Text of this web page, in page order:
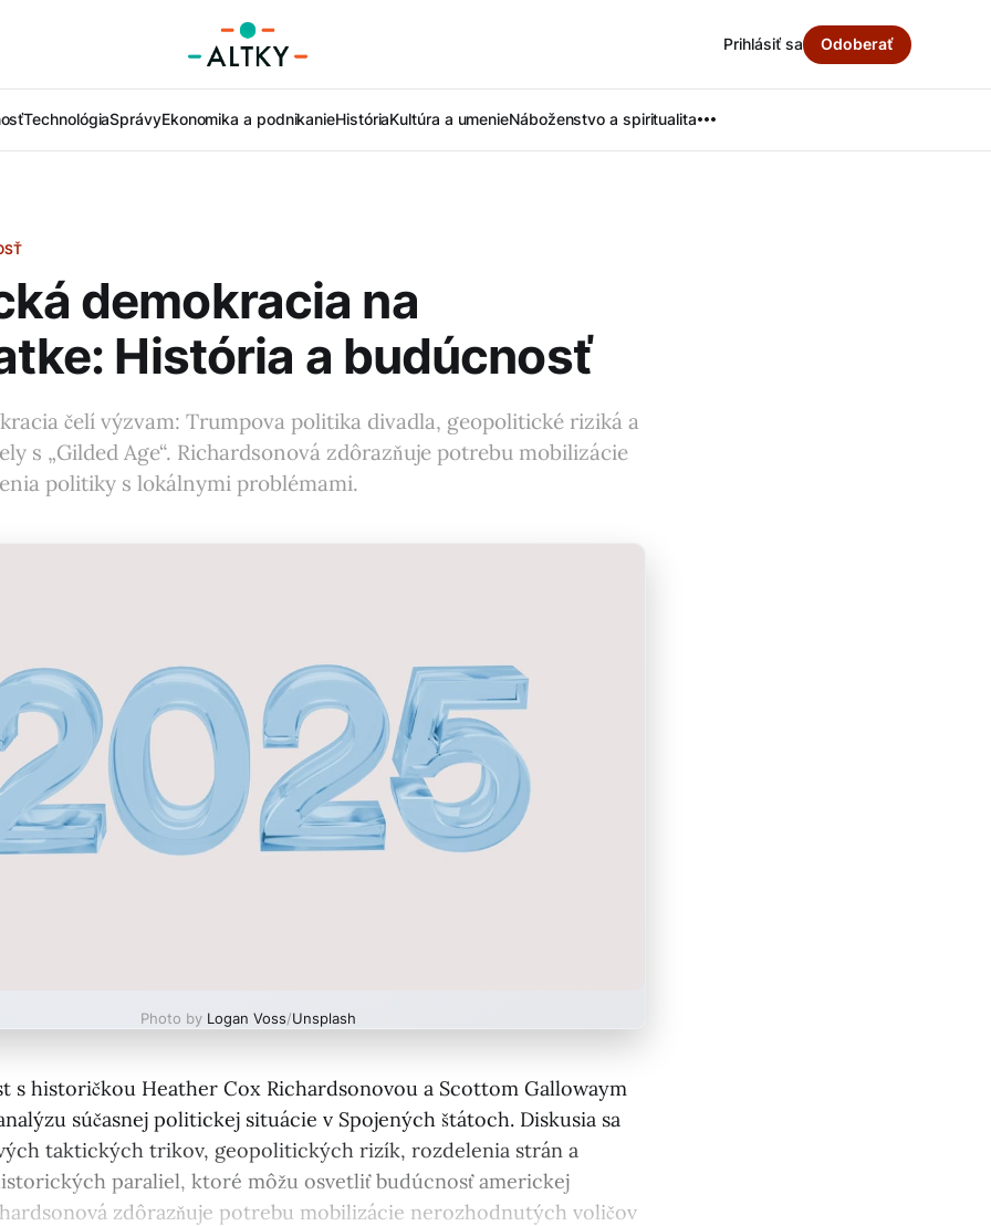
TechnológiaSprávyEkonomika a podnikanieHistóriaKultúra a umenieNáboženstvo a spiritualita
Prihlásiť sa Odoberať
demokracia na
História a budúcnosť
čelí výzvam: Trumpova politika divadla, geopolitické riziká a
s „Gilded Age“. Richardsonová zdôrazňuje potrebu mobilizácie
politiky s lokálnymi problémami.
Photo by Logan Voss/Unsplash
s historičkou Heather Cox Richardsonovou a Scottom Gallowaym
súčasnej politickej situácie v Spojených štátoch. Diskusia sa
taktických trikov, geopolitických rizík, rozdelenia strán a
paraliel, ktoré môžu osvetliť budúcnosť americkej
zdôrazňuje potrebu mobilizácie nerozhodnutých voličov